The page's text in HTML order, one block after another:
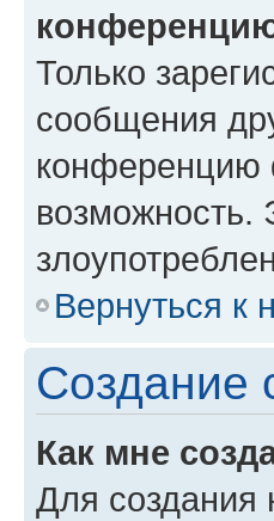
Только
сообщения
конференцию
возможность.
Вернуться к
Создание
Как мне
Для создания